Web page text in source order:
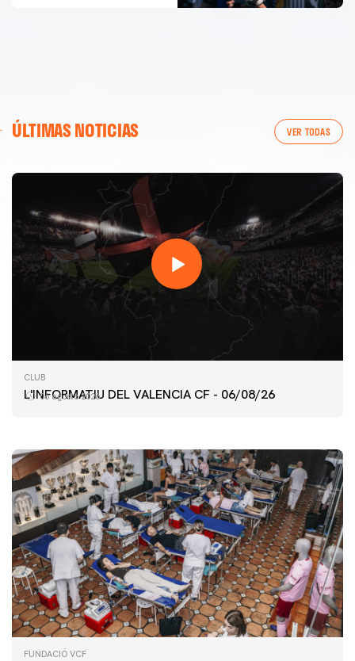
ÚLTIMAS NOTICIAS VER TODAS
CLUB
L'INFORMATIU DEL VALENCIA CF - 06/08/26
06 agosto 2026
PRIMER EQUIPO
ENTRENAMIENTO DEL VALENCIA CF 6/8/2026
FUNDACIÓ VCF